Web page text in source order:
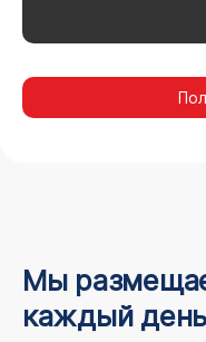
Мы
каждый день